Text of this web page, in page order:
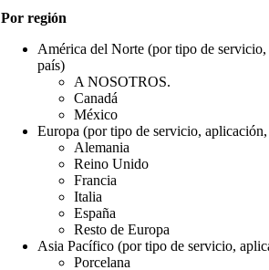
Por región
América del Norte (por tipo de
país)
A NOSOTROS.
Canadá
México
Europa (por tipo de servicio,
Alemania
Reino Unido
Francia
Italia
España
Resto de Europa
Asia Pacífico (por tipo de servicio,
Porcelana